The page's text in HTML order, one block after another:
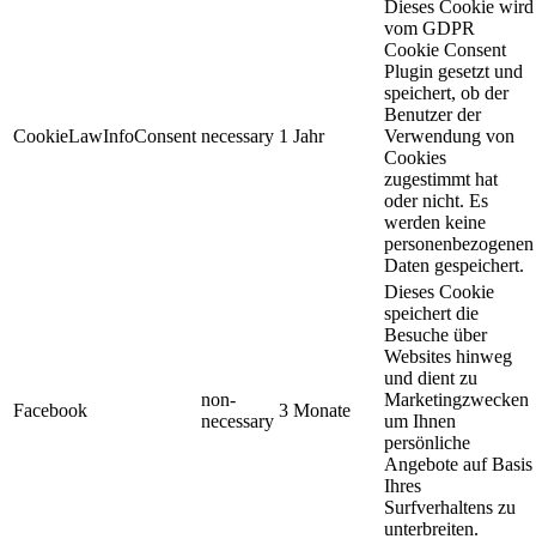
CookieLawInfoConsent necessary 1 Jahr
Dieses Cookie wird
vom GDPR
Cookie Consent
Plugin gesetzt und
speichert, ob der
Benutzer der
Verwendung von
Cookies
zugestimmt hat
oder nicht. Es
werden keine
personenbezogenen
Daten gespeichert.
Facebook
non-
necessary
3 Monate
Dieses Cookie
speichert die
Besuche über
Websites hinweg
und dient zu
Marketingzwecken
um Ihnen
persönliche
Angebote auf Basis
Ihres
Surfverhaltens zu
unterbreiten.